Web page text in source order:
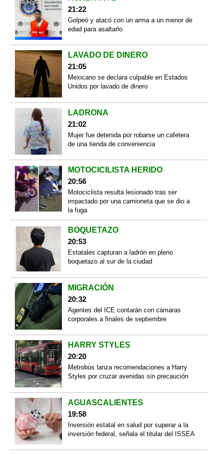
21:22
Golpeó y atacó con un arma a un menor de
edad para asaltarlo
LAVADO DE DINERO
21:05
Mexicano se declara culpable en Estados
Unidos por lavado de dinero
LADRONA
21:02
Mujer fue detenida por robarse un cafetera
de una tienda de conveniencia
MOTOCICILISTA HERIDO
20:56
Motociclista resulta lesionado tras ser
impactado por una camioneta que se dio a
la fuga
BOQUETAZO
20:53
Estatales capturan a ladrón en pleno
boquetazo al sur de la ciudad
MIGRACIÓN
20:32
Agentes del ICE contarán con cámaras
corporales a finales de septiembre
HARRY STYLES
20:20
Metrobús lanza recomendaciones a Harry
Styles por cruzar avenidas sin precaución
AGUASCALIENTES
19:58
Inversión estatal en salud por superar a la
inversión federal, señala el titular del ISSEA